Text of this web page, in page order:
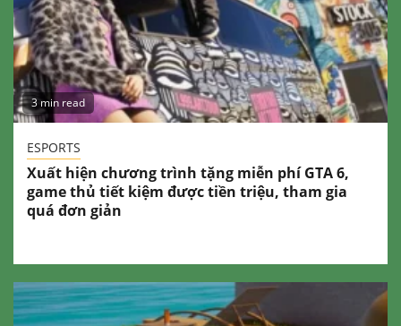
3 min read
ESPORTS
Xuất hiện chương trình tặng miễn phí GTA 6,
game thủ tiết kiệm được tiền triệu, tham gia
quá đơn giản